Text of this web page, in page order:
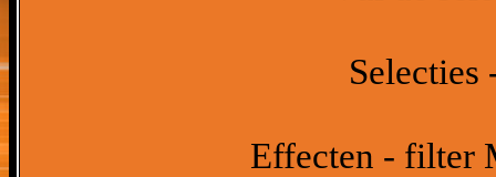
Selecties
Effecten - filter